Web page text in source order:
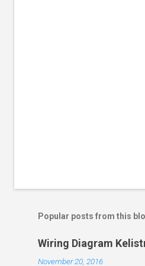
Popular posts from this
Wiring Diagram
November 20, 2016